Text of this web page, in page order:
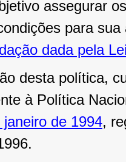
assegurar
para
dada pela
desta política,
à Política
de 1994,